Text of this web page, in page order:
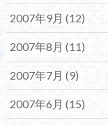
2007年9月 (12)
2007年8月 (11)
2007年7月 (9)
2007年6月 (15)